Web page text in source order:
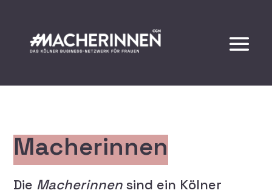
Macherinnen
Die Macherinnen sind ein Kölner